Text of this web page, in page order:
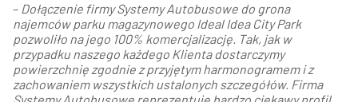
– Dołączenie firmy Systemy Autobusowe do grona
najemców parku magazynowego Ideal Idea City Park
pozwoliło na jego 100% komercjalizację. Tak, jak w
przypadku naszego każdego Klienta dostarczymy
powierzchnię zgodnie z przyjętym harmonogramem i z
zachowaniem wszystkich ustalonych szczegółów. Firma